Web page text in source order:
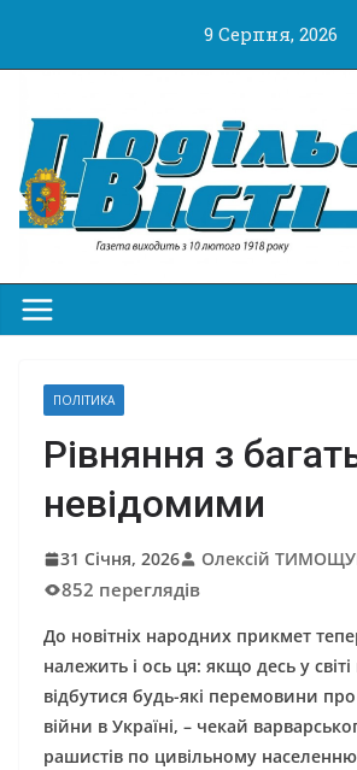
9 Серпня, 2026
ПОЛІТИКА
Рівняння з
невідомими
31 Січня, 2026 Олексій
852 переглядів
До новітніх народних прикмет
належить і ось ця: якщо десь у
відбутися будь-які перемовини
війни в Україні, – чекай
рашистів по цивільному населенню.